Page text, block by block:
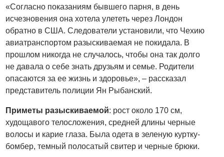
«Согласно показаниям бывшего парня, в день
исчезновения она хотела улететь через Лондон
обратно в США. Следователи установили, что Чехию
авиатранспортом разыскиваемая не покидала. В
прошлом никогда не случалось, чтобы она так долго
не давала о себе знать друзьям и семье. Родители
опасаются за ее жизнь и здоровье», – рассказал
представитель полиции Ян Рыбанский.
Приметы разыскиваемой: рост около 170 см,
худощавого телосложения, средней длины черные
волосы и карие глаза. Была одета в зеленую куртку-
бомбер, темный полосатый свитер и черные брюки.